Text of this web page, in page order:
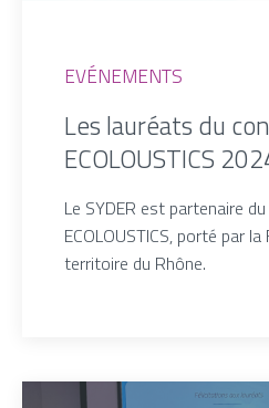
EVÉNEMENTS
Les lauréats du
Le SYDER est partenaire
ECOLOUSTICS, porté par la
territoire du Rhône.